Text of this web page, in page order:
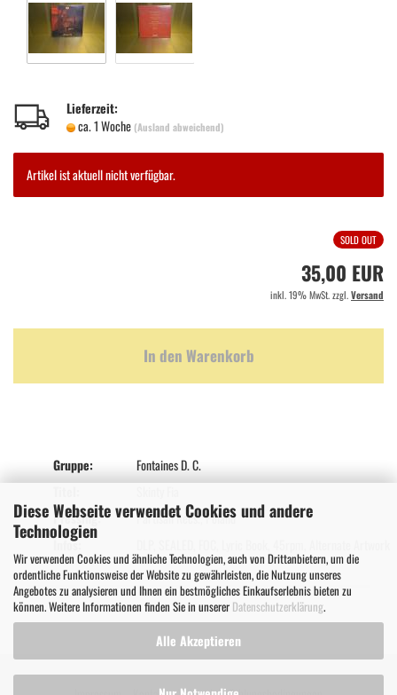
Diese Webseite verwendet Cookies und andere
Technologien
Wir verwenden Cookies und ähnliche Technologien, auch von Drittanbietern, um die
ordentliche Funktionsweise der Website zu gewährleisten, die Nutzung unseres
Angebotes zu analysieren und Ihnen ein bestmögliches Einkaufserlebnis bieten zu
können. Weitere Informationen finden Sie in unserer Datenschutzerklärung.
Alle Akzeptieren
Lieferzeit:
ca. 1 Woche (Ausland abweichend)
Artikel ist aktuell nicht verfügbar.
SOLD OUT
35,00 EUR
inkl. 19% MwSt. zzgl.Versand
In den Warenkorb
Gruppe:
Fontaines D. C.
Pressing:
Partisan Recs., Poland
Infos: